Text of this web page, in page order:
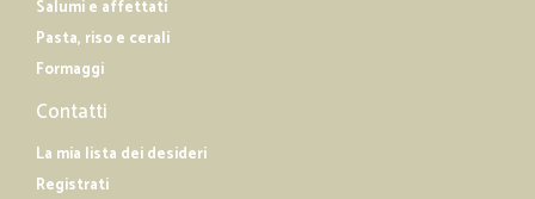
Salumi e affettati
Pasta, riso e cerali
Formaggi
Contatti
La mia lista dei desideri
Registrati